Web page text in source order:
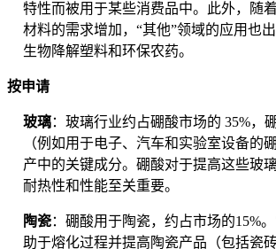
特性而被用于某些消费品中。此外，随
材料的需求增加，“其他”领域的应用也
生物降解塑料和环保农药。
按申请
玻璃：玻璃行业约占硼酸市场的 35%，
（例如用于电子、汽车和实验室设备的
产中的关键成分。硼酸对于提高这些玻
耐热性和性能至关重要。
陶瓷：硼酸用于陶瓷，约占市场的15%
助于熔化过程并提高陶瓷产品（包括瓷